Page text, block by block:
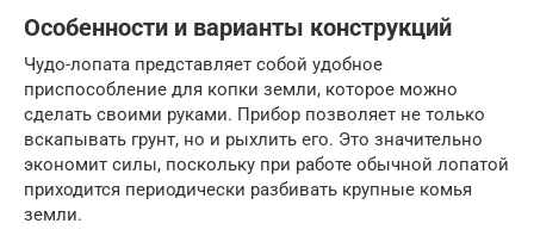
Особенности и варианты конструкций
Чудо-лопата представляет собой удобное
приспособление для копки земли, которое можно
сделать своими руками. Прибор позволяет не только
вскапывать грунт, но и рыхлить его. Это значительно
экономит силы, поскольку при работе обычной лопатой
приходится периодически разбивать крупные комья
земли.